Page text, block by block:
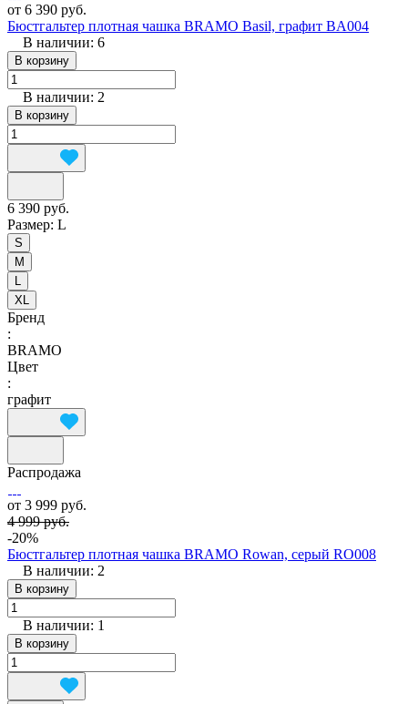
от 6 390 руб.
Бюстгальтер плотная чашка BRAMO Basil, графит BA004
В наличии: 6
В корзину
В наличии: 2
В корзину
6 390 руб.
Размер: L
S
M
XL
Бренд
:
BRAMO
Цвет
:
графит
Распродажа
от 3 999 руб.
4 999 руб.
-20%
Бюстгальтер плотная чашка BRAMO Rowan, серый RO008
В наличии: 2
В корзину
В наличии: 1
В корзину